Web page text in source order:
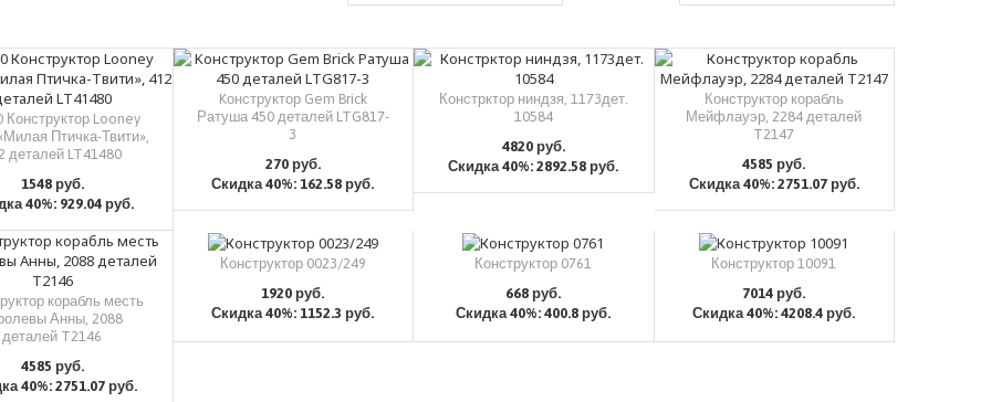
Конструктор Looney
Птичка-Твити»,
деталей LT41480
1548 руб.
40%: 929.04 руб.
КУПИТЬ
Kонструктор Gem Brick
Ратуша 450 деталей LTG817-
3
270 руб.
Скидка 40%: 162.58 руб.
КУПИТЬ
Констрктор ниндзя, 1173дет.
10584
4820 руб.
Скидка 40%: 2892.58 руб.
КУПИТЬ
Конструктор корабль
Мейфлауэр, 2284 деталей
T2147
4585 руб.
Скидка 40%: 2751.07 руб.
КУПИТЬ
корабль месть
Анны, 2088
деталей T2146
4585 руб.
40%: 2751.07 руб.
КУПИТЬ
Конструктор 0023/249
1920 руб.
Скидка 40%: 1152.3 руб.
КУПИТЬ
Конструктор 0761
668 руб.
Скидка 40%: 400.8 руб.
КУПИТЬ
Конструктор 10091
7014 руб.
Скидка 40%: 4208.4 руб.
КУПИТЬ